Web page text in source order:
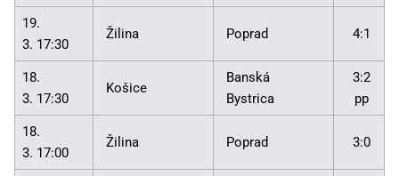
19.
3. 17:30
Žilina Poprad 4:1
18.
3. 17:30
Košice
Banská
Bystrica
3:2
pp
18.
3. 17:00
Žilina Poprad 3:0